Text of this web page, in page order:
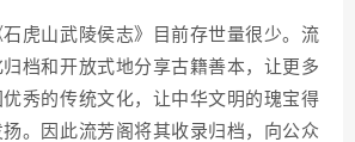
虎山武陵侯志》目前存世量很少。流
档和开放式地分享古籍善本，让更多
秀的传统文化，让中华文明的瑰宝得
。因此流芳阁将其收录归档，向公众